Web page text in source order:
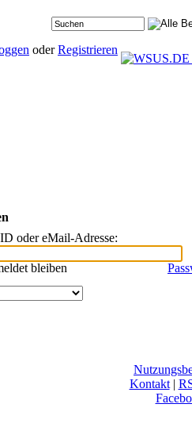
oderRegistrieren
oder eMail-Adresse:
bleiben
Kontakt|